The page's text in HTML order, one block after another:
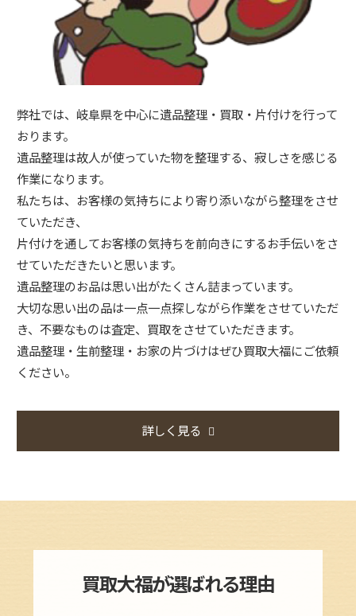
弊社では、岐阜県を中心に遺品整理・買取・片付けを行って
おります。
遺品整理は故人が使っていた物を整理する、寂しさを感じる
作業になります。
私たちは、お客様の気持ちにより寄り添いながら整理をさせ
ていただき、
片付けを通してお客様の気持ちを前向きにするお手伝いをさ
せていただきたいと思います。
遺品整理のお品は思い出がたくさん詰まっています。
大切な思い出の品は一点一点探しながら作業をさせていただ
き、不要なものは査定、買取をさせていただきます。
遺品整理・生前整理・お家の片づけはぜひ買取大福にご依頼
ください。
詳しく見る
買取大福が選ばれる理由